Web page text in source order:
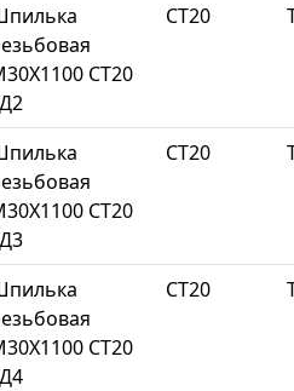
СТ20
СТ20
СТ20
СТ20
СТ20
СТ20